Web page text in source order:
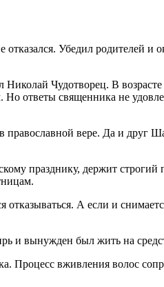
Убедил родителей и
Чудотворец. В
ответы священника не
православной вере. Да и друг
празднику, держит строгий
А если и
и вынужден был жить на
Процесс вживления волос